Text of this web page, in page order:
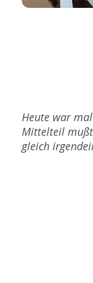
Heute war
Mittelteil
gleich